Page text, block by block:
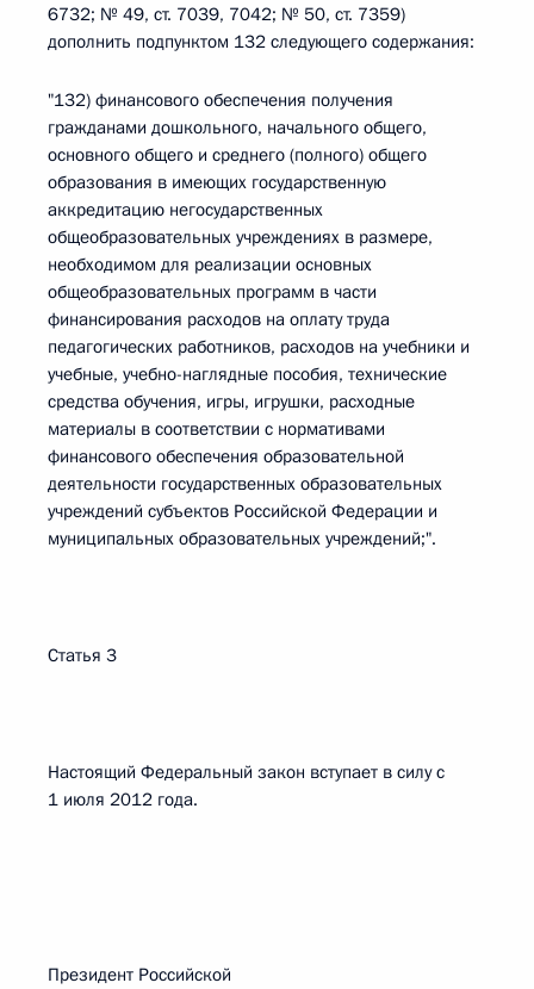
6732; № 49, ст. 7039, 7042; № 50, ст. 7359)
дополнить подпунктом 132 следующего содержания:
"132) финансового обеспечения получения
гражданами дошкольного, начального общего,
основного общего и среднего (полного) общего
образования в имеющих государственную
аккредитацию негосударственных
общеобразовательных учреждениях в размере,
необходимом для реализации основных
общеобразовательных программ в части
финансирования расходов на оплату труда
педагогических работников, расходов на учебники и
учебные, учебно-наглядные пособия, технические
средства обучения, игры, игрушки, расходные
материалы в соответствии с нормативами
финансового обеспечения образовательной
деятельности государственных образовательных
учреждений субъектов Российской Федерации и
муниципальных образовательных учреждений;".
Статья 3
Настоящий Федеральный закон вступает в силу с
1 июля 2012 года.
Президент Российской